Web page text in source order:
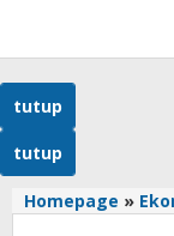
konten
tutup
tutup
Homepage »